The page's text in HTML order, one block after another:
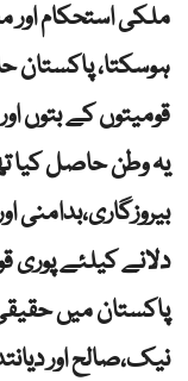
ملکی استحکام اور
ہوسکتا، پاکستان
قومیتوں کے بتوں
یہ وطن حاصل کیا
بیروزگاری،بدامنی
دلانے کیلئے پوری
پاکستان میں
نیک،صالح اور